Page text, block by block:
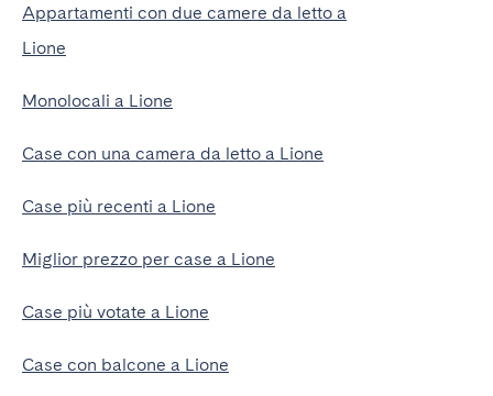
Appartamenti con due camere da letto a
Lione
Monolocali a Lione
Case con una camera da letto a Lione
Case più recenti a Lione
Miglior prezzo per case a Lione
Case più votate a Lione
Case con balcone a Lione